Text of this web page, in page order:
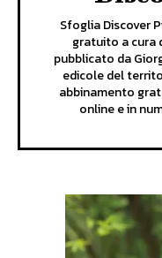
Sfoglia Discover
gratuito a cura
pubblicato da
edicole del
abbinamento
online e in